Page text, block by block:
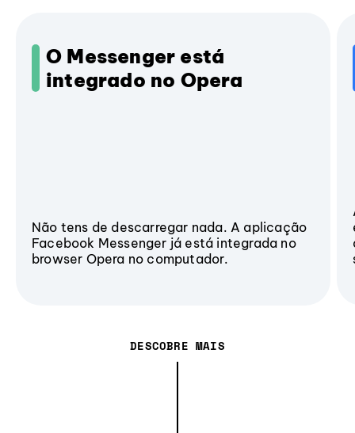
O Messenger está
integrado no Opera
Não tens de descarregar nada. A aplicação
Facebook Messenger já está integrada no
browser Opera no computador.
DESCOBRE MAIS